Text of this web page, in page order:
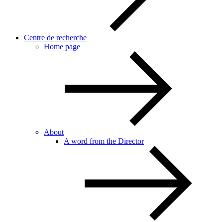
Centre de recherche
Home page
About
A word from the Director